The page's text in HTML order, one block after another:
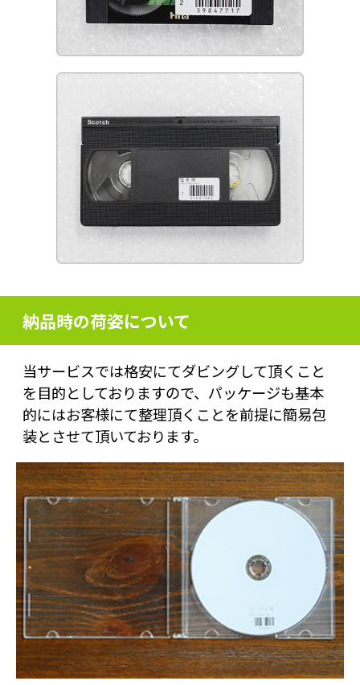
納品時の荷姿について
当サービスでは格安にてダビングして頂くこと
を目的としておりますので、パッケージも基本
的にはお客様にて整理頂くことを前提に簡易包
装とさせて頂いております。